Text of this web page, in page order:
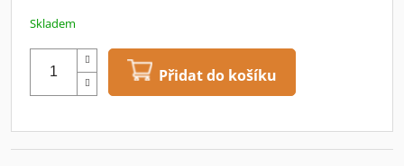
Skladem
Přidat do košíku